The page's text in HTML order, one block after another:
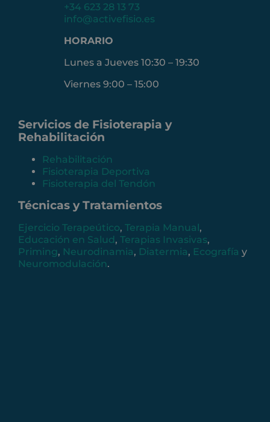
+34 623 28 13 73
info@activefisio.es
HORARIO
Lunes a Jueves 10:30 – 19:30
Viernes 9:00 – 15:00
Servicios de Fisioterapia y
Rehabilitación
Rehabilitación
Fisioterapia Deportiva
Fisioterapia del Tendón
Técnicas y Tratamientos
Ejercicio Terapeútico, Terapia Manual,
Educación en Salud, Terapias Invasivas,
Priming, Neurodinamia, Diatermia, Ecografía y
Neuromodulación.